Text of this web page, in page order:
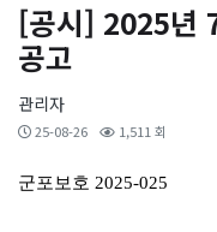
[공시] 2025년
공고
관리자
25-08-26 1,511 회
군포보호 2025-025